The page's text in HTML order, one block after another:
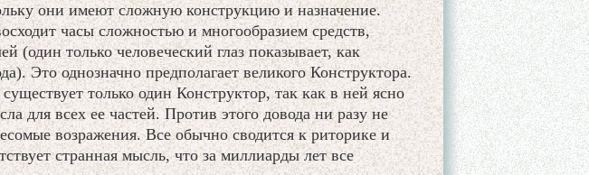
они имеют сложную конструкцию и назначение.
часы сложностью и многообразием средств,
(один только человеческий глаз показывает, как
Это однозначно предполагает великого Конструктора.
только один Конструктор, так как в ней ясно
для всех ее частей. Против этого довода ни разу не
возражения. Все обычно сводится к риторике и
странная мысль, что за миллиарды лет все